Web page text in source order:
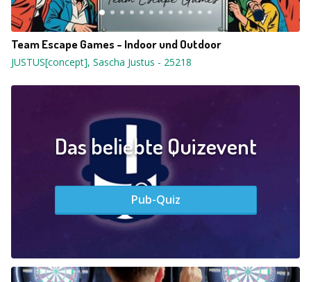
Team Escape Games - Indoor und Outdoor
JUSTUS[concept], Sascha Justus - 25218
Das beliebte Quizevent
Pub-Quiz